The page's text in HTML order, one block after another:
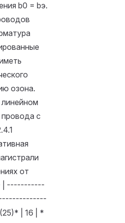
b0 = bэ.
озона.
с
от
| -----------
| 16 | *